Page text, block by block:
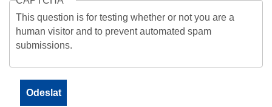
This question is for testing whether or not you are a
human visitor and to prevent automated spam
submissions.